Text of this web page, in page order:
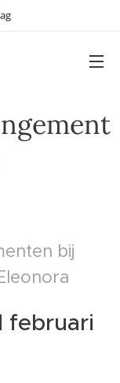
bij
februari